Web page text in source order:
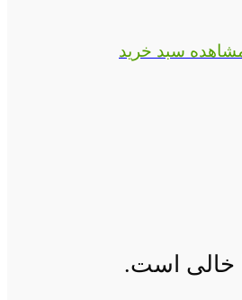
سبد خرید
خالی است.